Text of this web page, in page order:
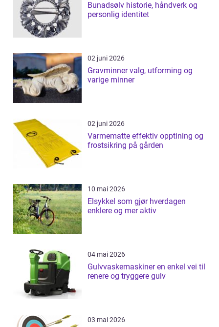
Bunadsølv historie, håndverk og
personlig identitet
02 juni 2026
Gravminner valg, utforming og
varige minner
02 juni 2026
Varmematte effektiv opptining og
frostsikring på gården
10 mai 2026
Elsykkel som gjør hverdagen
enklere og mer aktiv
04 mai 2026
Gulvvaskemaskiner en enkel vei til
renere og tryggere gulv
03 mai 2026